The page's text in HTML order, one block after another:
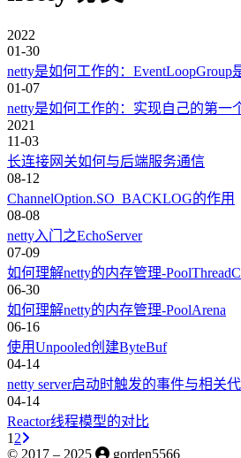
2022
01-30
netty是如何工作的：EventLoopGroup
01-07
netty是如何工作的：实现自己的第一
2021
11-03
长连接网关如何与后端服务通信
08-12
ChannelOption.SO_BACKLOG的作用
08-08
netty入门之EchoServer
07-09
如何理解netty的内存管理-
06-30
如何理解netty的内存管理-PoolArena
06-16
使用Unpooled创建ByteBuf
04-14
netty server启动时触发的事件与相关
04-14
Reactor线程模型的对比
1 2
© 2017 – 2025 gorden5566